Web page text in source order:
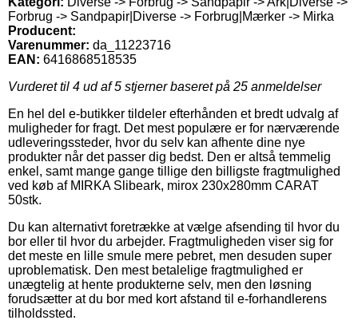
Forbrug -> Sandpapir|Diverse -> Forbrug|Mærker -> Mirka
Producent:
Varenummer: da_11223716
EAN: 6416868518535
Vurderet til 4 ud af 5 stjerner baseret på 25 anmeldelser
En hel del e-butikker tildeler efterhånden et bredt udvalg af
muligheder for fragt. Det mest populære er for nærværende
udleveringssteder, hvor du selv kan afhente dine nye
produkter når det passer dig bedst. Den er altså temmelig
enkel, samt mange gange tillige den billigste fragtmulighed
ved køb af MIRKA Slibeark, mirox 230x280mm CARAT
50stk.
Du kan alternativt foretrække at vælge afsending til hvor du
bor eller til hvor du arbejder. Fragtmuligheden viser sig for
det meste en lille smule mere pebret, men desuden super
uproblematisk. Den mest betalelige fragtmulighed er
unægtelig at hente produkterne selv, men den løsning
forudsætter at du bor med kort afstand til e-forhandlerens
tilholdssted.